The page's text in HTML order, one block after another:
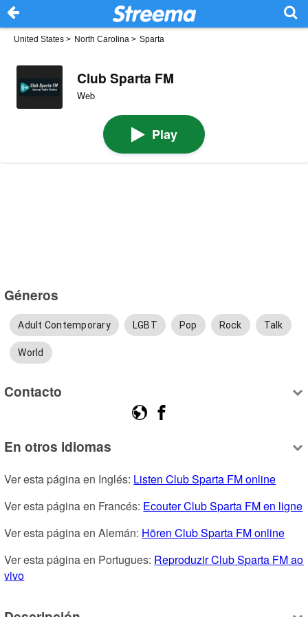
United States > North Carolina > Sparta
Club Sparta FM
Web
Play
Géneros
Adult Contemporary LGBT Pop Rock Talk
World
Contacto
En otros idiomas
Ver esta página en Inglés: Listen Club Sparta FM online
Ver esta página en Francés: Ecouter Club Sparta FM en ligne
Ver esta página en Alemán: Hören Club Sparta FM online
Ver esta página en Portugues: Reproduzir Club Sparta FM ao
vivo